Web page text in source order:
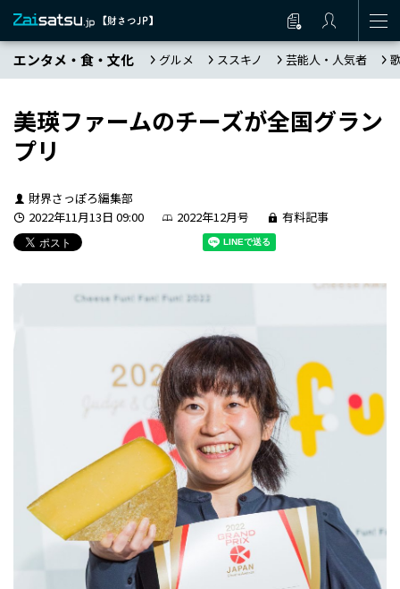
エンタメ・食・文化 グルメ ススキノ 芸能人・人気者
美瑛ファームのチーズが全国グラン
プリ
財界さっぽろ編集部
2022年11月13日 09:00
2022年12月号 有料記事